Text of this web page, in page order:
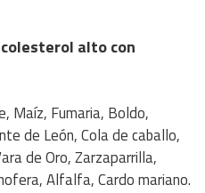
alto con
Maíz, Fumaria, Boldo,
de León, Cola de caballo,
de Oro, Zarzaparrilla,
Alfalfa, Cardo mariano.